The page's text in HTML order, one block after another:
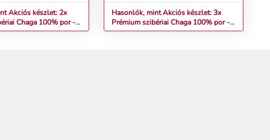
Akciós készlet: 2x
Chaga 100% por -
Hasonlók, mint Akciós készlet: 3x
Prémium szibériai Chaga 100% por -
100g - Herbatica